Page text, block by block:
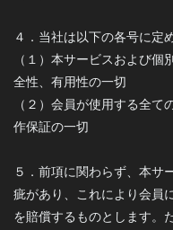
４．当社は以下の各号に定
（１）本サービスおよび
全性、有用性の一切
（２）会員が使用する全
作保証の一切
５．前項に関わらず、本サ
疵があり、これにより会員
を賠償するものとします。